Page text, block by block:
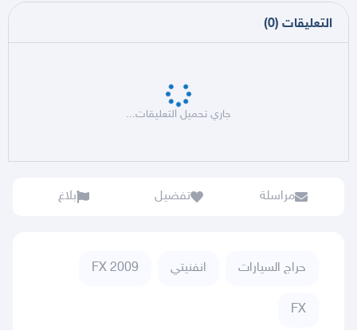
التعليقات (
0
)
جاري تحميل التعليقات...
مراسلة تفضيل بلاغ
حراج السيارات انفنيتي FX 2009
FX